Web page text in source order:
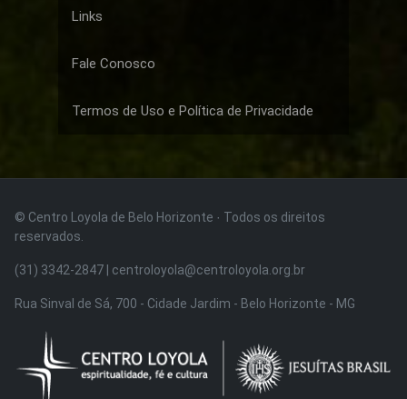
Links
Fale Conosco
Termos de Uso e Política de Privacidade
© Centro Loyola de Belo Horizonte · Todos os direitos
reservados.
(31) 3342-2847 | centroloyola@centroloyola.org.br
Rua Sinval de Sá, 700 - Cidade Jardim - Belo Horizonte - MG